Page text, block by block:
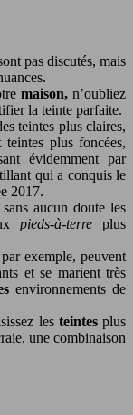
pas discutés, mais
maison,n’oubliez
la teinte parfaite.
teintes plus claires,
plus foncées,
évidemment par
qui a conquis le
2017.
aucun doute les
pieds-à-terreplus
exemple, peuvent
et se marient très
environnements de
les teintesplus
une combinaison